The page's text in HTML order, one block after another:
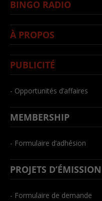
BINGO RADIO
À PROPOS
PUBLICITÉ
- Opportunités d’affaires
MEMBERSHIP
- Formulaire d’adhésion
PROJETS D’ÉMISSION
- Formulaire de demande